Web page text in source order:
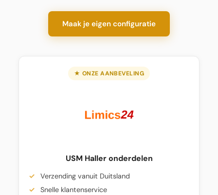
Maak je eigen configuratie
★ ONZE AANBEVELING
USM Haller onderdelen
Verzending vanuit Duitsland
Snelle klantenservice